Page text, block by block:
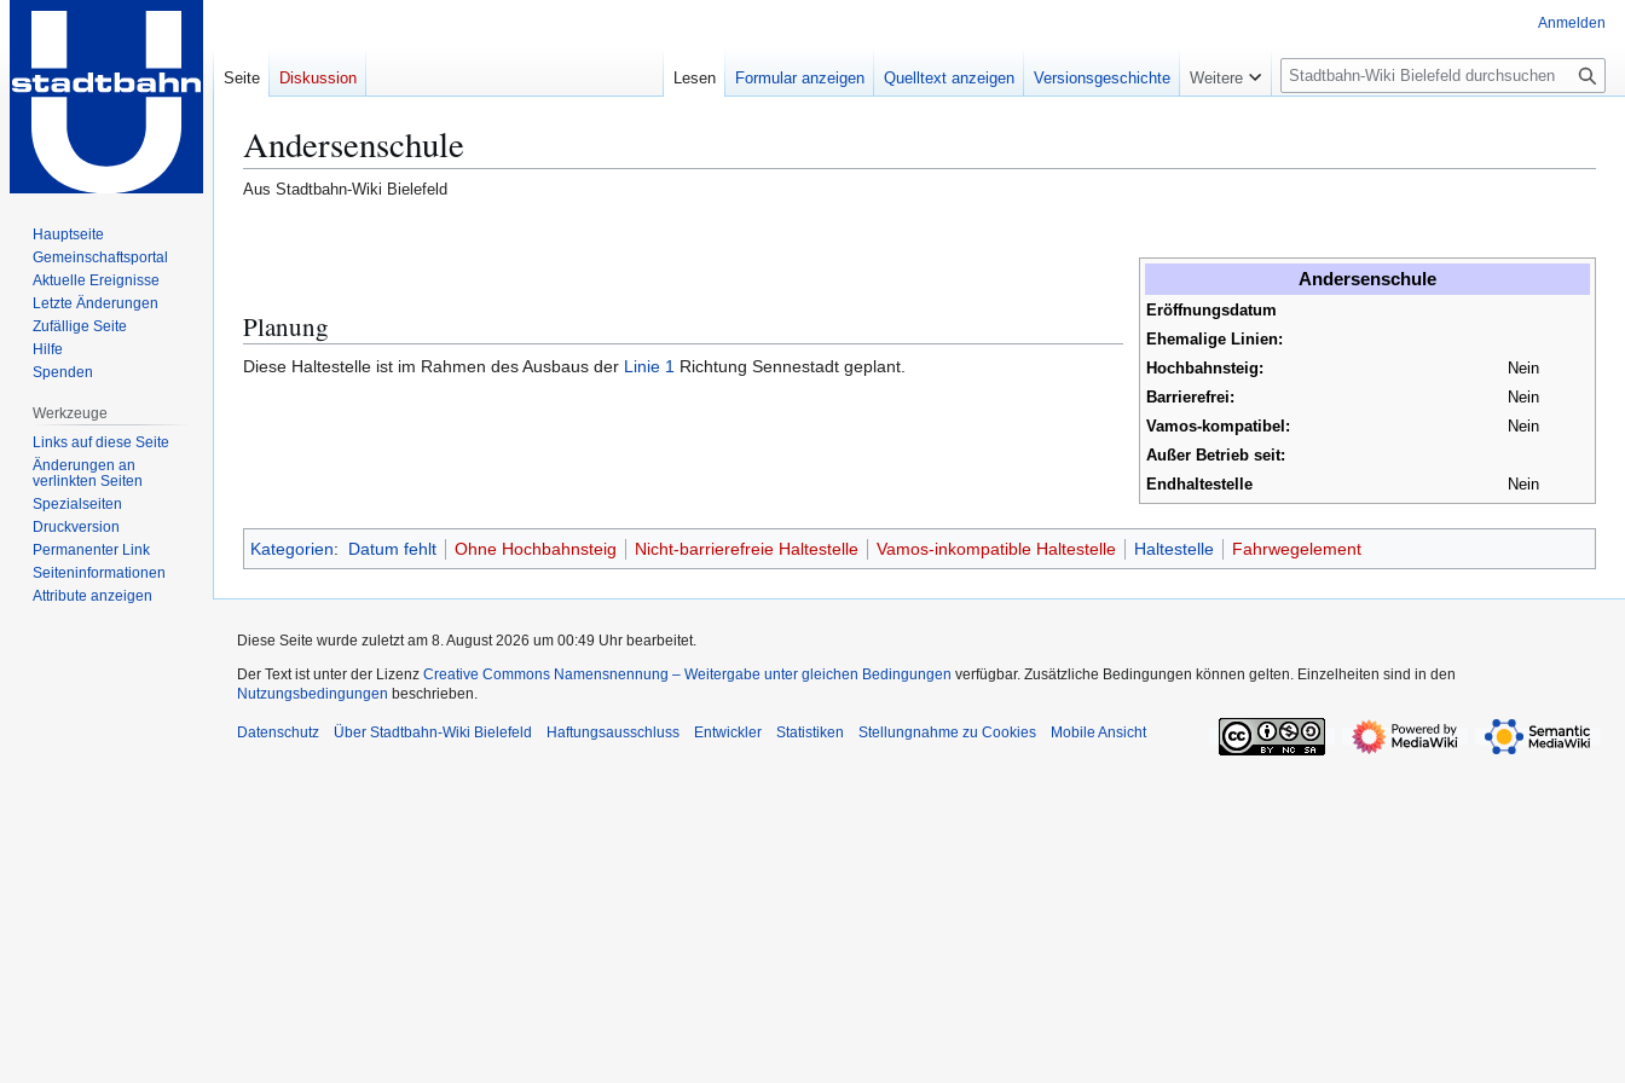
Andersenschule
Aus Stadtbahn-Wiki Bielefeld
Andersenschule
Eröffnungsdatum
Ehemalige Linien:
Hochbahnsteig:
Nein
Barrierefrei:
Nein
Vamos-kompatibel:
Nein
Außer Betrieb seit:
Endhaltestelle
Nein
Planung
Diese Haltestelle ist im Rahmen des Ausbaus der Linie 1 Richtung Sennestadt geplant.
Kategorien: Datum fehlt Ohne Hochbahnsteig Nicht-barrierefreie Haltestelle Vamos-inkompatible Haltestelle Haltestelle Fahrwegelement
Anmelden
Seite Diskussion Lesen Formular anzeigen Quelltext anzeigen Versionsgeschichte Weitere
S
u
e
Hauptseite
Gemeinschafts­portal
Aktuelle Ereignisse
Letzte Änderungen
Zufällige Seite
Hilfe
Spenden
Werkzeuge
Links auf diese Seite
Änderungen an
verlinkten Seiten
Spezialseiten
Druckversion
Permanenter Link
Seiten­­informationen
Attribute anzeigen
Diese Seite wurde zuletzt am 8. August 2026 um 00:49 Uhr bearbeitet.
Der Text ist unter der Lizenz Creative Commons Namensnennung – Weitergabe unter gleichen Bedingungen verfügbar. Zusätzliche Bedingungen können gelten. Einzelheiten sind in den
Nutzungsbedingungen beschrieben.
Datenschutz Über Stadtbahn-Wiki Bielefeld Haftungsausschluss Entwickler Statistiken Stellungnahme zu Cookies Mobile Ansicht